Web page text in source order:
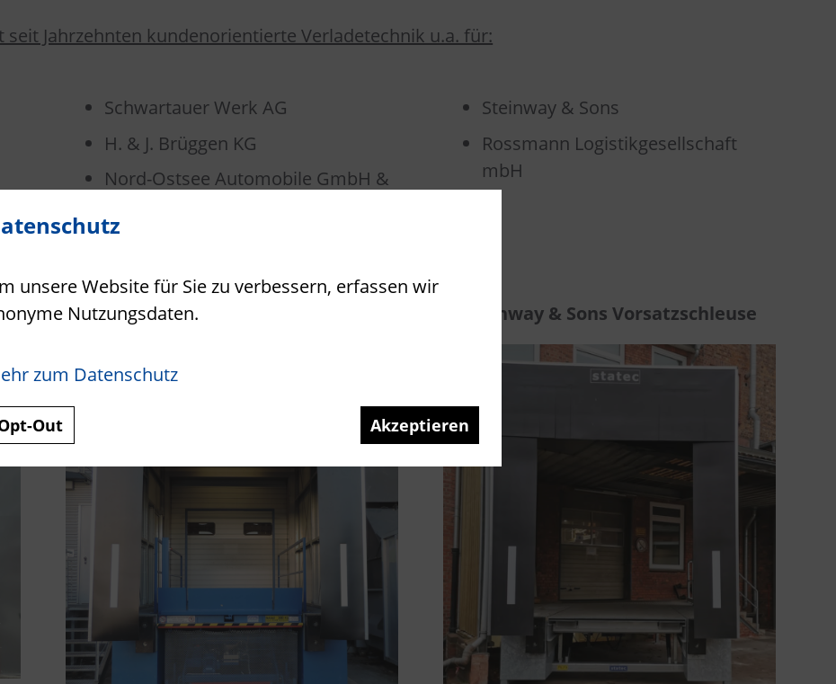
Jahrzehnten kundenorientierte Verladetechnik u.a. für:
Schwartauer Werk AG
H. & J. Brüggen KG
Nord-Ostsee Automobile GmbH &
Sovereig n Aircargo Services GmbH
Steinway & Sons
Rossmann Logistikgesellschaft
mbH
Gebr. Heinemann Vorsatzschleuse Steinway & Sons Vorsatzschleuse
unsere Website für Sie zu verbessern, erfassen wir
Nutzungsdaten.
zum Datenschutz
Out Akzeptieren